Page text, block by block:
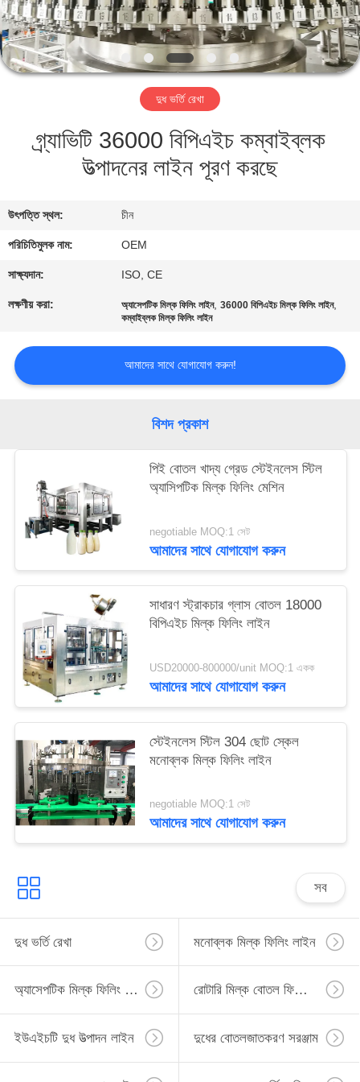
নিয়ন্ত্রণ
যোগাযোগ
উদ্ধৃতির
সাইট
ম্যাপ
POLICY
দুধ ভর্তি রেখা
গ্র্যাভিটি 36000 বিপিএইচ কম্বাইব্লক
উত্পাদনের লাইন পূরণ করছে
উৎপত্তি স্থল: চীন
পরিচিতিমুলক নাম: OEM
সাক্ষ্যদান: ISO, CE
লক্ষণীয় করা: অ্যাসেপটিক মিল্ক ফিলিং লাইন,36000 বিপিএইচ মিল্ক ফিলিং লাইন,
কম্বাইব্লক মিল্ক ফিলিং লাইন
আমাদের সাথে যোগাযোগ করুন!
বিশদ প্রকাশ
পিই বোতল খাদ্য গ্রেড স্টেইনলেস স্টিল
অ্যাসিপটিক মিল্ক ফিলিং মেশিন
negotiable MOQ:1 সেট
আমাদের সাথে যোগাযোগ করুন
সাধারণ স্ট্রাকচার গ্লাস বোতল 18000
বিপিএইচ মিল্ক ফিলিং লাইন
USD20000-800000/unit MOQ:1 একক
আমাদের সাথে যোগাযোগ করুন
স্টেইনলেস স্টিল 304 ছোট স্কেল
মনোব্লক মিল্ক ফিলিং লাইন
negotiable MOQ:1 সেট
আমাদের সাথে যোগাযোগ করুন
সব
দুধ ভর্তি রেখা মনোব্লক মিল্ক ফিলিং লাইন
অ্যাসেপটিক মিল্ক ফিলিং লাইন রোটারি মিল্ক বোতল ফিলিং লাইন
ইউএইচটি দুধ উত্পাদন লাইন দুধের বোতলজাতকরণ সরঞ্জাম